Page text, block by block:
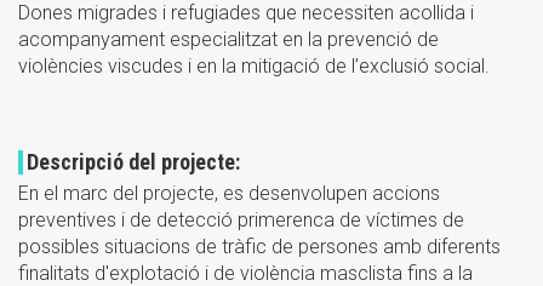
Dones migrades i refugiades que necessiten acollida i
acompanyament especialitzat en la prevenció de
violències viscudes i en la mitigació de l’exclusió social.
Descripció del projecte:
En el marc del projecte, es desenvolupen accions
preventives i de detecció primerenca de víctimes de
possibles situacions de tràfic de persones amb diferents
finalitats d'explotació i de violència masclista fins a la